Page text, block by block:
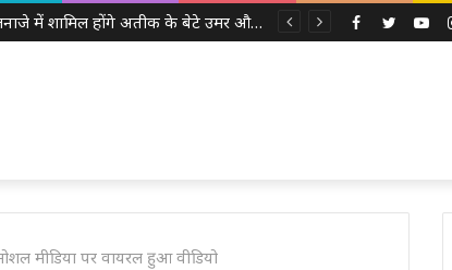
अबान के जनाजे में शामिल होंगे अतीक के बेटे उमर और अली, इलाहाबाद हाईकोर्ट ने दी पैरोल Twitter
Facebook
मीडिया पर वायरल हुआ वीडियो